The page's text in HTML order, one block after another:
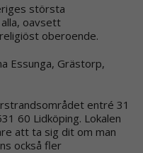
största
oavsett
oberoende.
Essunga, Grästorp,
entré 31
60 Lidköping. Lokalen
att ta sig dit om man
också fler